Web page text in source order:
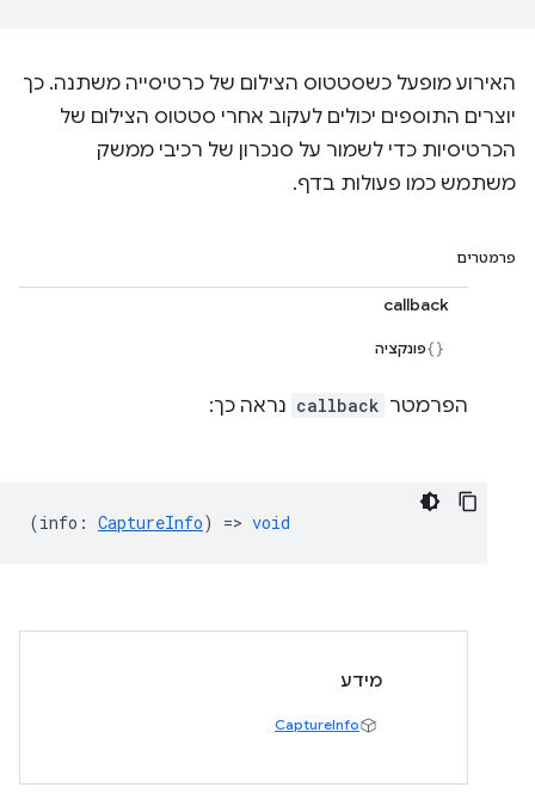
האירוע מופעל כשסטטוס הצילום של כרטיסייה משתנה. כך
יוצרים התוספים יכולים לעקוב אחרי סטטוס הצילום של
הכרטיסיות כדי לשמור על סנכרון של רכיבי ממשק
משתמש כמו פעולות בדף.
פרמטרים
callback
פונקציה
הפרמטר callback נראה כך:
(info : CaptureInfo) => void
מידע
CaptureInfo